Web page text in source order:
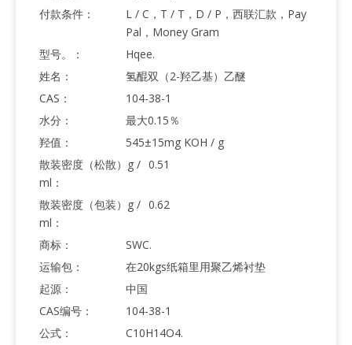
付款条件：
L / C，T / T，D / P，西联汇款，Pay
Pal，Money Gram
型号。：
Hqee.
姓名：
氢醌双（2-羟乙基）乙醚
CAS：
104-38-1
水分：
最大0.15％
羟值：
545±15mg KOH / g
散装密度（松散）g /
ml：
0.51
散装密度（包装）g /
ml：
0.62
商标：
SWC.
运输包：
在20kgs纸箱里用聚乙烯衬垫
起源：
中国
CAS编号：
104-38-1
公式：
C10H14O4.